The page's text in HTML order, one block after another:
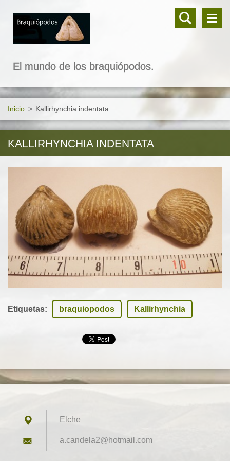
El mundo de los braquiópodos.
Inicio > Kallirhynchia indentata
KALLIRHYNCHIA INDENTATA
Etiquetas: braquiopodos Kallirhynchia
Elche
a.candel a2@hotmail.com